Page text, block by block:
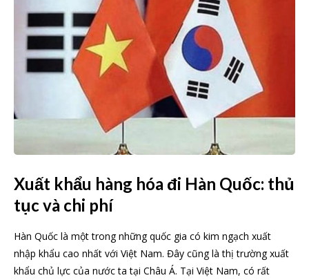
Xuất khẩu hàng hóa đi Hàn Quốc: thủ
tục và chi phí
Hàn Quốc là một trong những quốc gia có kim ngạch xuất
nhập khẩu cao nhất với Việt Nam. Đây cũng là thị trường xuất
khẩu chủ lực của nước ta tại Châu Á. Tại Việt Nam, có rất